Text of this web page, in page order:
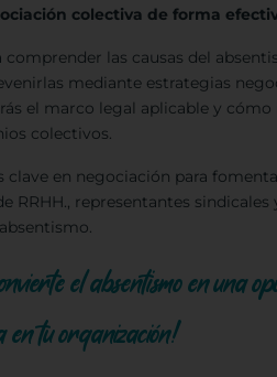
colectiva de forma
comprender las causas del
mediante estrategias
el marco legal aplicable y
colectivos.
clave en negociación para
RRHH., representantes
el absentismo en una
en tu organización!